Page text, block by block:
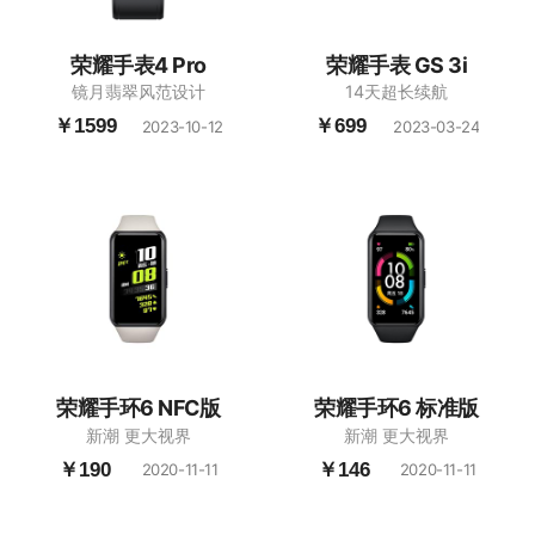
荣耀手表4 Pro
镜月翡翠风范设计
￥1599 2023-10-12
荣耀手表 GS 3i
14天超长续航
￥699 2023-03-24
荣耀手环6 NFC版
新潮 更大视界
￥190 2020-11-11
荣耀手环6 标准版
新潮 更大视界
￥146 2020-11-11